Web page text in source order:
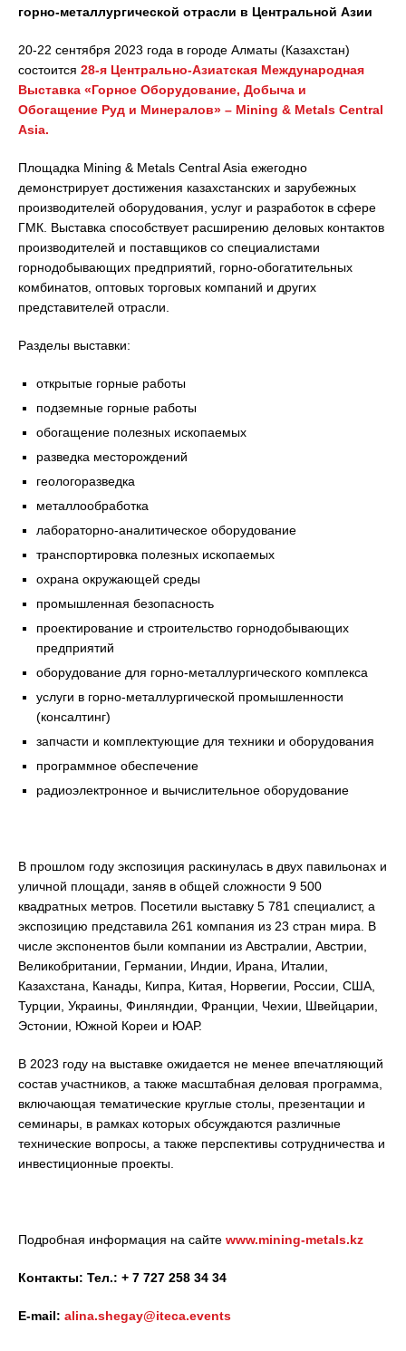
горно-металлургической отрасли в Центральной Азии
20-22 сентября 2023 года в городе Алматы (Казахстан)
состоится 28-я Центрально-Азиатская Международная
Выставка «Горное Оборудование, Добыча и
Обогащение Руд и Минералов» – Mining & Metals Central
Asia.
Площадка Mining & Metals Central Asia ежегодно
демонстрирует достижения казахстанских и зарубежных
производителей оборудования, услуг и разработок в сфере
ГМК. Выставка способствует расширению деловых контактов
производителей и поставщиков со специалистами
горнодобывающих предприятий, горно-обогатительных
комбинатов, оптовых торговых компаний и других
представителей отрасли.
Разделы выставки:
открытые горные работы
подземные горные работы
обогащение полезных ископаемых
разведка месторождений
геологоразведка
металлообработка
лабораторно-аналитическое оборудование
транспортировка полезных ископаемых
охрана окружающей среды
промышленная безопасность
проектирование и строительство горнодобывающих
предприятий
оборудование для горно-металлургического комплекса
услуги в горно-металлургической промышленности
(консалтинг)
запчасти и комплектующие для техники и оборудования
программное обеспечение
радиоэлектронное и вычислительное оборудование
В прошлом году экспозиция раскинулась в двух павильонах и
уличной площади, заняв в общей сложности 9 500
квадратных метров. Посетили выставку 5 781 специалист, а
экспозицию представила 261 компания из 23 стран мира. В
числе экспонентов были компании из Австралии, Австрии,
Великобритании, Германии, Индии, Ирана, Италии,
Казахстана, Канады, Кипра, Китая, Норвегии, России, США,
Турции, Украины, Финляндии, Франции, Чехии, Швейцарии,
Эстонии, Южной Кореи и ЮАР.
В 2023 году на выставке ожидается не менее впечатляющий
состав участников, а также масштабная деловая программа,
включающая тематические круглые столы, презентации и
семинары, в рамках которых обсуждаются различные
технические вопросы, а также перспективы сотрудничества и
инвестиционные проекты.
Подробная информация на сайте www.mining-metals.kz
Контакты: Тел.: + 7 727 258 34 34
E-mail: alina.shegay@iteca.events